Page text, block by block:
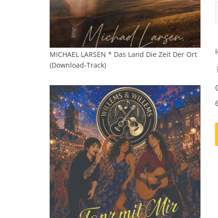
MICHAEL LARSEN * Das Land Die Zeit Der Ort
(Download-Track)